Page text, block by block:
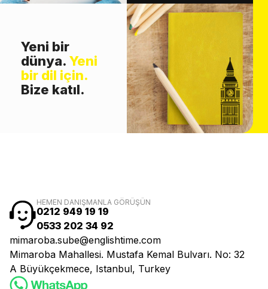
Yeni bir
dünya. Yeni
bir dil için.
Bize katıl.
HEMEN DANIŞMANLA GÖRÜŞÜN
0212 949 19 19
0533 202 34 92
mimaroba.sube@englishtime.com
Mimaroba Mahallesi. Mustafa Kemal Bulvarı. No: 32
A Büyükçekmece, Istanbul, Turkey